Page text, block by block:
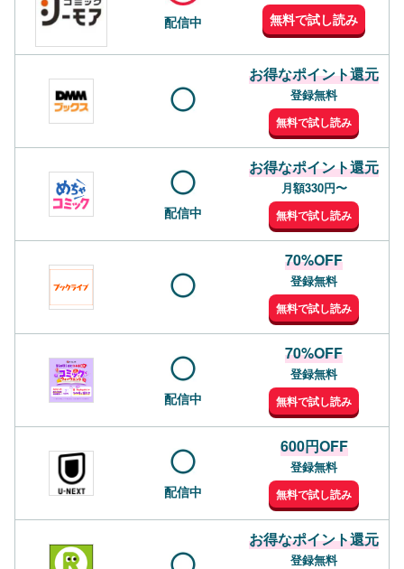
配信中
無料で試し読み
お得なポイント還元
登録無料
無料で試し読み
配信中
お得なポイント還元
月額330円〜
無料で試し読み
70%OFF
登録無料
無料で試し読み
配信中
70%OFF
登録無料
無料で試し読み
配信中
600円OFF
登録無料
無料で試し読み
お得なポイント還元
登録無料